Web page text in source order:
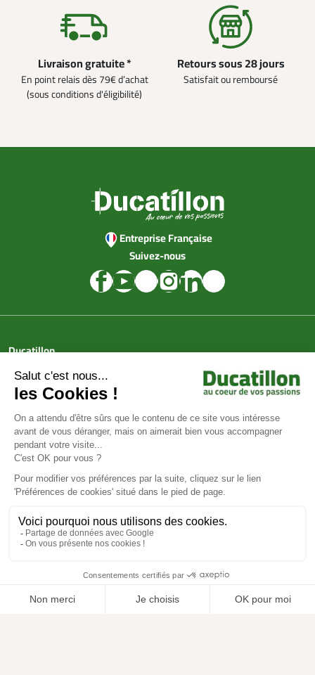
Livraison gratuite *
En point relais dès 79€ d’achat
(sous conditions d'éligibilité)
Retours sous 28 jours
Satisfait ou remboursé
Entreprise Française
Suivez-nous
Ducatillon
Achat en ligne
Services
Aide & Conseils
Paiement sécurisé
© Ducatillon 2026